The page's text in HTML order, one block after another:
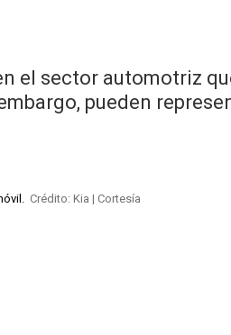
el sector automotriz
pueden
Crédito: Kia | Cortesía